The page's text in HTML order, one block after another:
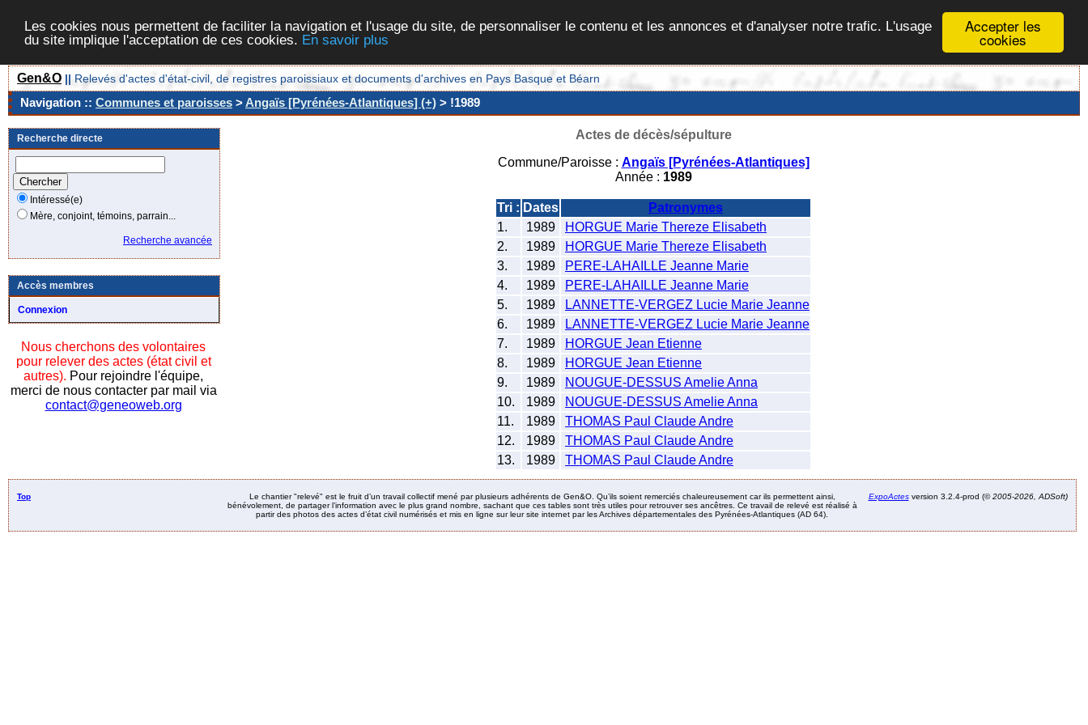
Accepter les
cookies
Les cookies nous permettent de faciliter la navigation et l'usage du site, de personnaliser le contenu et les annonces et d'analyser notre trafic. L'usage
du site implique l'acceptation de ces cookies. En savoir plus
Gen&O || Relevés d'actes d'état-civil, de registres paroissiaux et documents d'archives en Pays Basque et Béarn
Navigation :: Communes et paroisses >Angaïs [Pyrénées-Atlantiques] (+) > !1989
Recherche directe
Intéressé(e)
Mère, conjoint, témoins, parrain...
Recherche avancée
Accès membres
Connexion
Nous cherchons des volontaires
pour relever des actes (état civil et
autres). Pour rejoindre l'équipe,
merci de nous contacter par mail via
contact@geneoweb.org
Actes de décès/sépulture
Commune/Paroisse : Angaïs [Pyrénées-Atlantiques]
Année : 1989
Tri : Dates
Patronymes
1.
1989
HORGUE Marie Thereze Elisabeth
2.
1989
HORGUE Marie Thereze Elisabeth
3.
1989
PERE-LAHAILLE Jeanne Marie
4.
1989
PERE-LAHAILLE Jeanne Marie
5.
1989
LANNETTE-VERGEZ Lucie Marie Jeanne
6.
1989
LANNETTE-VERGEZ Lucie Marie Jeanne
7.
1989
HORGUE Jean Etienne
8.
1989
HORGUE Jean Etienne
9.
1989
NOUGUE-DESSUS Amelie Anna
10.
1989
NOUGUE-DESSUS Amelie Anna
11.
1989
THOMAS Paul Claude Andre
12.
1989
THOMAS Paul Claude Andre
13.
1989 THOMAS Paul Claude Andre
Top
Le chantier "relevé" est le fruit d’un travail collectif mené par plusieurs adhérents de Gen&O. Qu’ils soient remerciés chaleureusement car ils permettent ainsi,
bénévolement, de partager l’information avec le plus grand nombre, sachant que ces tables sont très utiles pour retrouver ses ancêtres. Ce travail de relevé est réalisé à
partir des photos des actes d’état civil numérisés et mis en ligne sur leur site internet par les Archives départementales des Pyrénées-Atlantiques (AD 64).
ExpoActesversion 3.2.4-prod (©2005-2026, ADSoft)